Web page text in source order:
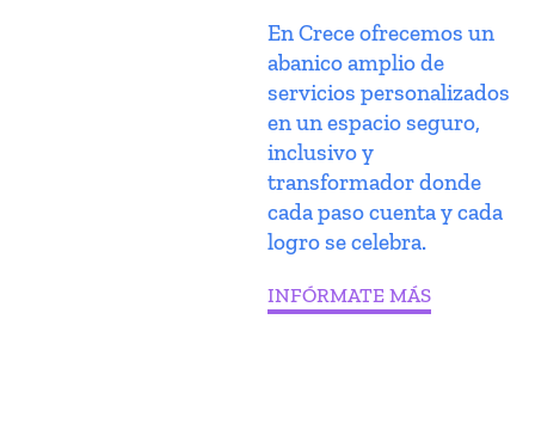
En Crece ofrecemos un
abanico amplio de
servicios personalizados
en un espacio seguro,
inclusivo y
transformador donde
cada paso cuenta y cada
logro se celebra.
INFÓRMATE MÁS